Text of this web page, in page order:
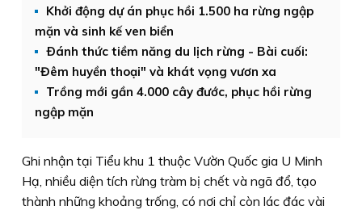
Khởi động dự án phục hồi 1.500 ha rừng ngập
mặn và sinh kế ven biển
Ðánh thức tiềm năng du lịch rừng - Bài cuối:
"Đêm huyền thoại" và khát vọng vươn xa
Trồng mới gần 4.000 cây đước, phục hồi rừng
ngập mặn
Ghi nhận tại Tiểu khu 1 thuộc Vườn Quốc gia U Minh
Hạ, nhiều diện tích rừng tràm bị chết và ngã đổ, tạo
thành những khoảng trống, có nơi chỉ còn lác đác vài